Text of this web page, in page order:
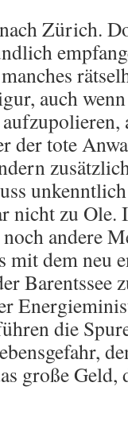
Zürich.
auch
der tote
nicht zu Ole.
andere
mit dem neu
Barentssee
die
große